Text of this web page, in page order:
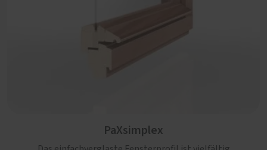
PaXsimplex